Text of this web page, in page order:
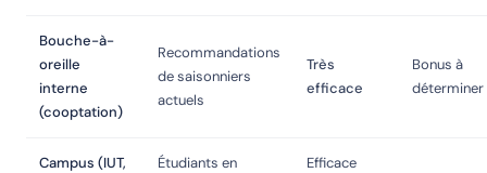
Bouche-à-
oreille
interne
(cooptation)
Recommandations
de saisonniers
actuels
Très
efficace
Bonus à
déterminer
Campus (IUT,
Étudiants en
Efficace